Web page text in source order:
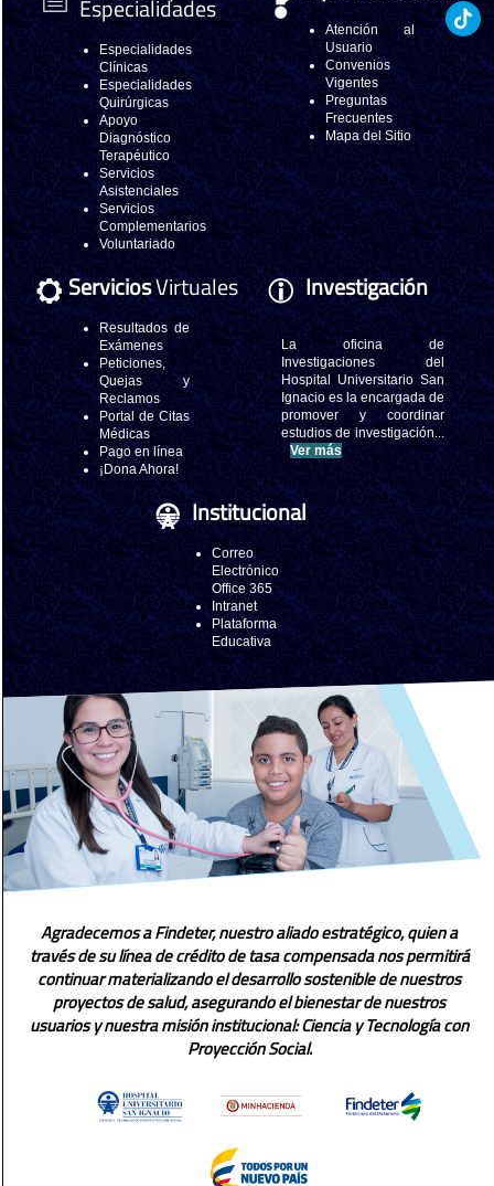
Especialidades
Especialidades
Clínicas
Especialidades
Quirúrgicas
Apoyo
Diagnóstico
Terapéutico
Servicios
Asistenciales
Servicios
Complementarios
Voluntariado
Atención al
Usuario
Convenios
Vigentes
Preguntas
Frecuentes
Mapa del Sitio
ServiciosVirtuales
Resultados de
Exámenes
Peticiones,
Quejas y
Reclamos
Portal de Citas
Médicas
Pago en línea
¡Dona Ahora!
Investigación
La oficina de
Investigaciones del
Hospital Universitario San
Ignacio es la encargada de
promover y coordinar
estudios de investigación...
Ver más
Institucional
Correo
Electrónico
Office 365
Intranet
Plataforma
Educativa
Agradecemos a Findeter, nuestro aliado estratégico, quien a
través de su línea de crédito de tasa compensada nos permitirá
continuar materializando el desarrollo sostenible de nuestros
proyectos de salud, asegurando el bienestar de nuestros
usuarios y nuestra misión institucional: Ciencia y Tecnología con
Proyección Social.